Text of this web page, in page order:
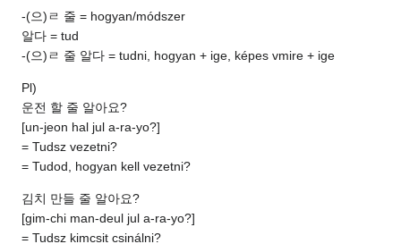
-(으)ㄹ 줄 = hogyan/módszer
알다 = tud
-(으)ㄹ 줄 알다 = tudni, hogyan + ige, képes vmire + ige
Pl)
운전 할 줄 알아요?
[un-jeon hal jul a-ra-yo?]
= Tudsz vezetni?
= Tudod, hogyan kell vezetni?
김치 만들 줄 알아요?
[gim-chi man-deul jul a-ra-yo?]
= Tudsz kimcsit csinálni?